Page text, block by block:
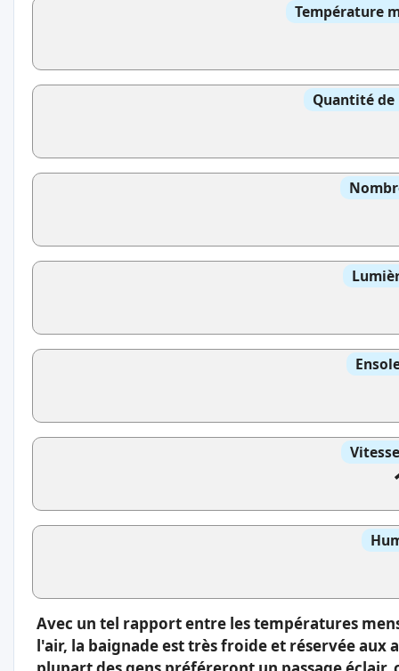
Température
Quantité
Avec un tel rapport entre les températures
l'air, la baignade est très froide et réservée aux